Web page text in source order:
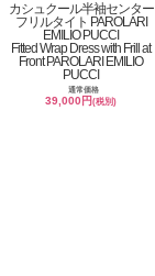
カシュクール半袖センター
フリルタイト PAROLARI
EMILIO PUCCI
Fitted Wrap Dress with Frill at
Front PAROLARI EMILIO
PUCCI
通常価格
39,000円(税別)